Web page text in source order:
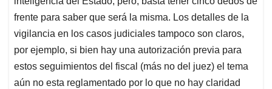
frente para saber que será la misma. Los detalles de la
vigilancia en los casos judiciales tampoco son claros,
por ejemplo, si bien hay una autorización previa para
estos seguimientos del fiscal (más no del juez) el tema
aún no esta reglamentado por lo que no hay claridad